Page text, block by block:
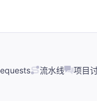
流水线 项目